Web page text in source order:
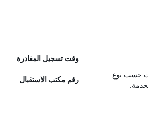
وقت تسجيل المغادرة
حسب نوع
رقم مكتب الاستقبال